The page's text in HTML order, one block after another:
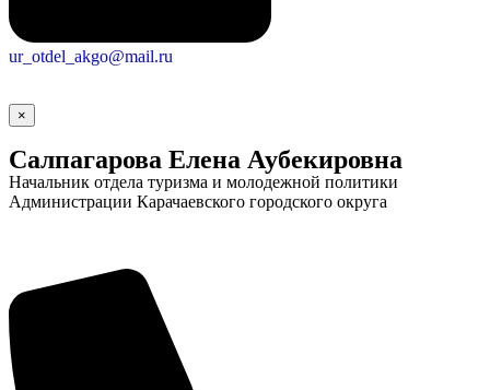
ur_otdel_akgo@mail.ru
×
Салпагарова Елена Аубекировна
Начальник отдела туризма и молодежной политики
Администрации Карачаевского городского округа